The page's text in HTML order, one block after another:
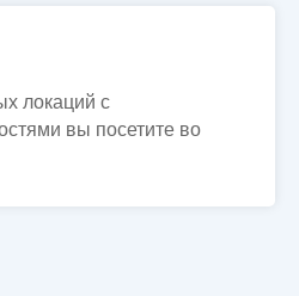
локаций с
вы посетите во